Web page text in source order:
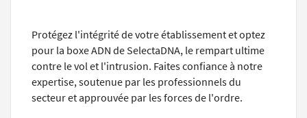
Protégez l'intégrité de votre établissement et optez
pour la boxe ADN de SelectaDNA, le rempart ultime
contre le vol et l'intrusion. Faites confiance à notre
expertise, soutenue par les professionnels du
secteur et approuvée par les forces de l'ordre.